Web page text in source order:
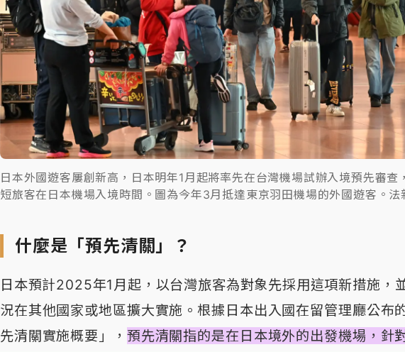
日本外國遊客屢創新高，日本明年1月起將率先在台灣機場試辦入境預先審查
短旅客在日本機場入境時間。圖為今年3月抵達東京羽田機場的外國遊客。法
什麼是「預先清關」？
日本預計2025年1月起，以台灣旅客為對象先採用這項新措施，
況在其他國家或地區擴大實施。根據日本出入國在留管理廳公布
先清關實施概要」， 預先清關指的是在日本境外的出發機場，針